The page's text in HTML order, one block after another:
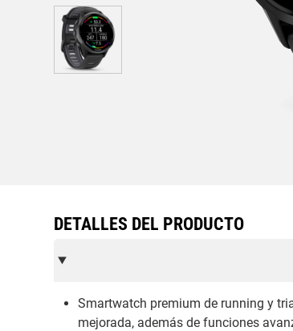
DETALLES DEL PRODUCTO
Smartwatch premium de running y
mejorada, además de funciones